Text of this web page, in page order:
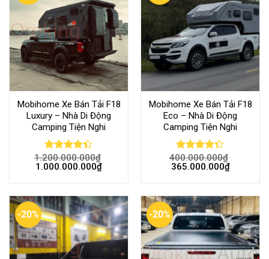
Mobihome Xe Bán Tải F18
Luxury – Nhà Di Động
Camping Tiện Nghi
Rated
4.38out
1.200.000.000₫
1.000.000.000₫
Mobihome Xe Bán Tải F18
Eco – Nhà Di Động
Camping Tiện Nghi
Rated
4.32out
400.000.000₫
365.000.000₫
-20% -20%